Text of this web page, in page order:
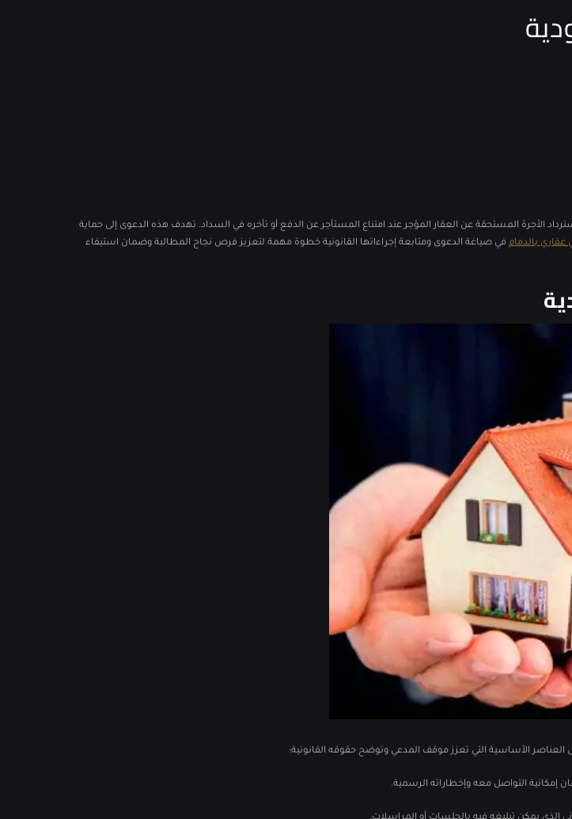
الأجرة المستحقة عن العقار المؤجر عند امتناع المستأجر عن الدفع أو تأخره في السداد. تهدف هذه الدعوى إلى حماية
عقاري بالدمام في صياغة الدعوى ومتابعة إجراءاتها القانونية خطوة مهمة لتعزيز فرص نجاح المطالبة وضمان استيفاء
العناصر الأساسية التي تعزز موقف المدعي وتوضح حقوقه القانونية:
إمكانية التواصل معه وإخطاراته الرسمية.